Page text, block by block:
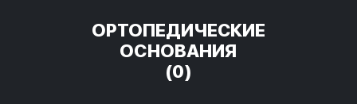
ОРТОПЕДИЧЕСКИЕ
ОСНОВАНИЯ
(0)